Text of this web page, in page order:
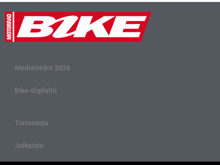
Mediatiedot 2026
Bike-digilehti
Tietosuoja
Julkaistu